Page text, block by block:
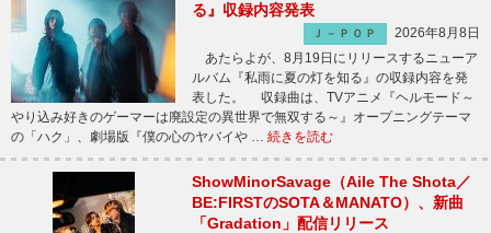
る』収録内容発表
Ｊ－ＰＯＰ
2026年8月8日
あたらよが、8月19日にリリースするニューア
ルバム『私雨に夏の灯を知る』の収録内容を発
表した。 収録曲は、TVアニメ『ヘルモード～
やり込み好きのゲーマーは廃設定の異世界で無双する～』オープニングテーマ
の「ハク」、劇場版『僕の心のヤバイや … 続きを読む
ShowMinorSavage（Aile The Shota／
BE:FIRSTのSOTA＆MANATO）、新曲
「Gradation」配信リリース